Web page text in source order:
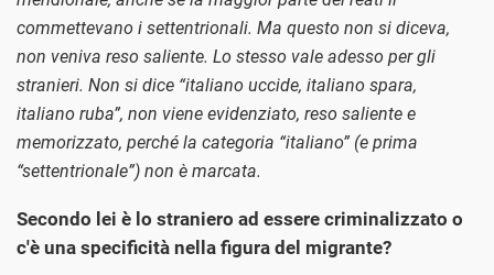
commettevano i settentrionali. Ma questo non si diceva,
non veniva reso saliente. Lo stesso vale adesso per gli
stranieri. Non si dice “italiano uccide, italiano spara,
italiano ruba”, non viene evidenziato, reso saliente e
memorizzato, perché la categoria “italiano” (e prima
“settentrionale”) non è marcata.
Secondo lei è lo straniero ad essere criminalizzato o
c'è una specificità nella figura del migrante?